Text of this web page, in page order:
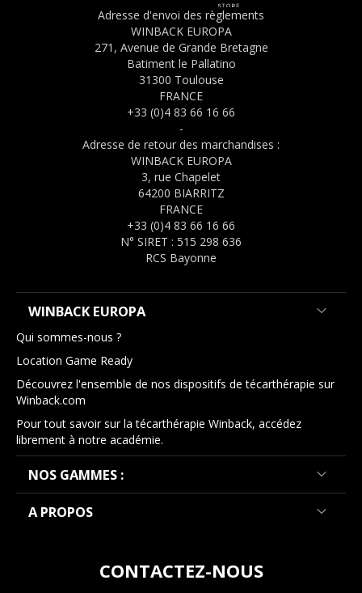
Adresse d'envoi des règlements
WINBACK EUROPA
271, Avenue de Grande Bretagne
Batiment le Pallatino
31300 Toulouse
FRANCE
+33 (0)4 83 66 16 66
-
Adresse de retour des marchandises :
WINBACK EUROPA
3, rue Chapelet
64200 BIARRITZ
FRANCE
+33 (0)4 83 66 16 66
N° SIRET : 515 298 636
RCS Bayonne
WINBACK EUROPA
Qui sommes-nous ?
Location Game Ready
Découvrez l'ensemble de nos dispositifs de técarthérapie sur
Winback.com
Pour tout savoir sur la técarthérapie Winback, accédez
librement à notre académie.
NOS GAMMES :
A PROPOS
CONTACTEZ-NOUS